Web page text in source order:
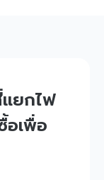
ยกไฟ
อเพื่อ